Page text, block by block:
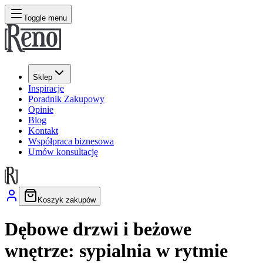
Toggle menu
Sklep
Inspiracje
Poradnik Zakupowy
Opinie
Blog
Kontakt
Współpraca biznesowa
Umów konsultację
Koszyk zakupów
Dębowe drzwi i beżowe
wnętrze: sypialnia w rytmie